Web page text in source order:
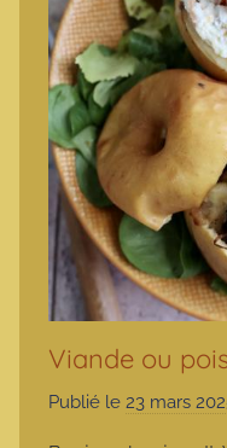
Viande ou
Publié le 23 mars